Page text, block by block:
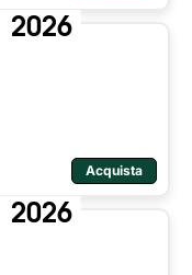
2026
Acquista
2026